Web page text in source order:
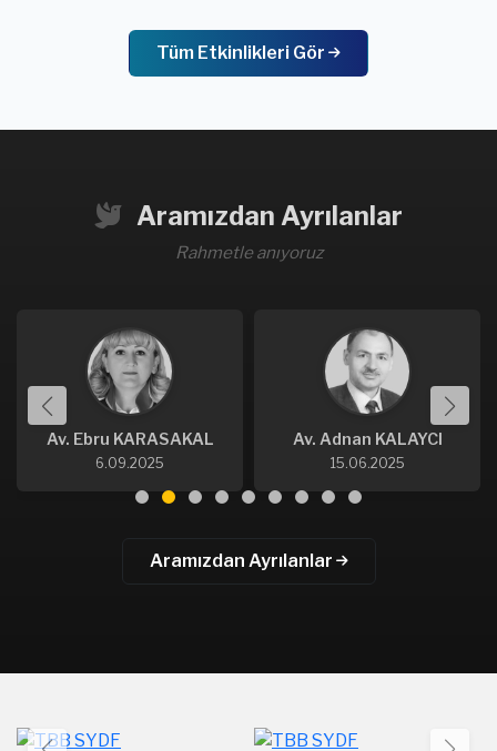
Tüm Etkinlikleri Gör
Aramızdan Ayrılanlar
Rahmetle anıyoruz
Av. Ebru KARASAKAL
6.09.2025
Av. Adnan KALAYCI
15.06.2025
Aramızdan Ayrılanlar